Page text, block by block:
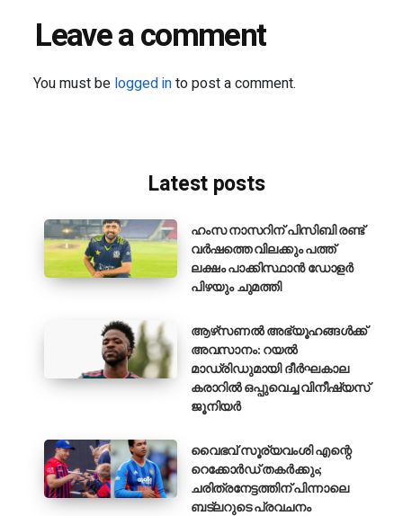
Leave a comment
You must be logged into post a comment.
Latest posts
ഹംസ നാസറിന് പിസിബി രണ്ട്
വർഷത്തെ വിലക്കും പത്ത്
ലക്ഷം പാക്കിസ്ഥാൻ ഡോളർ
പിഴയും ചുമത്തി
ആഴ്‌സണൽ അഭ്യൂഹങ്ങൾക്ക്
അവസാനം: റയൽ
മാഡ്രിഡുമായി ദീർഘകാല
കരാറിൽ ഒപ്പുവെച്ച വിനീഷ്യസ്
ജൂനിയർ
വൈഭവ് സൂര്യവംശി എന്റെ
റെക്കോർഡ് തകർക്കും;
ചരിത്രനേട്ടത്തിന് പിന്നാലെ
ബട്‌ലറുടെ പ്രവചനം